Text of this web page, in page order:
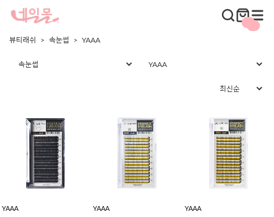
뷰티래쉬 속눈썹 YAAA
YAAA YAAA YAAA